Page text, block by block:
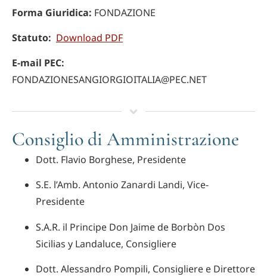
Forma Giuridica: FONDAZIONE
Statuto: Download PDF
E-mail PEC:
FONDAZIONESANGIORGIOITALIA@PEC.NET
Consiglio di Amministrazione
Dott. Flavio Borghese, Presidente
S.E. l’Amb. Antonio Zanardi Landi, Vice-
Presidente
S.A.R. il Principe Don Jaime de Borbòn Dos
Sicilias y Landaluce, Consigliere
Dott. Alessandro Pompili, Consigliere e Direttore